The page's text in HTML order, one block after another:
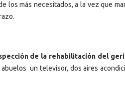
los más necesitados, a la vez que
de la rehabilitación del
un televisor, dos aires